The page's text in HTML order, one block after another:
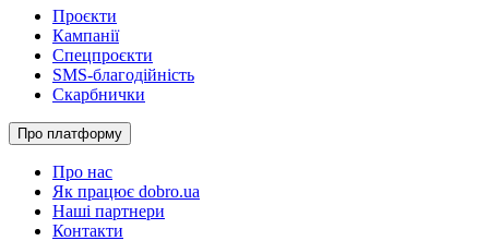
Проєкти
Кампанії
Спецпроєкти
SMS-благодійність
Скарбнички
Про платформу
Про нас
Як працює dobro.ua
Наші партнери
Контакти